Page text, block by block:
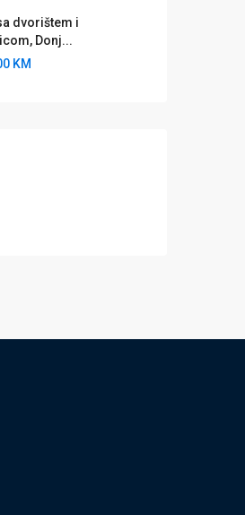
dvorištem i
Donj...
KM